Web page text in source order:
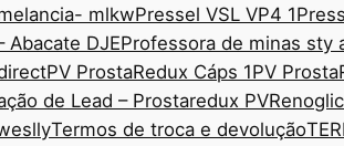
mlkwPressel VSL VP4 1
Abacate DJEProfessora de minas sty
PV ProstaRedux Cáps 1PV
de Lead – Prostaredux PV
Termos de troca e devolução